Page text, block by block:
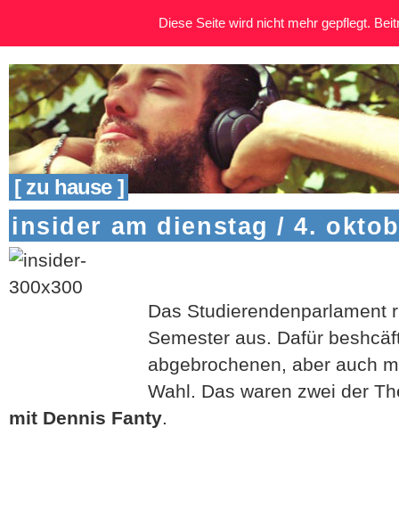
[ zu hause ]
insider am dienstag / 4.
Das Studierendenparlament
Semester aus. Dafür
abgebrochenen, aber auch
Wahl. Das waren zwei der
mit Dennis Fanty.
Diese Seite wird nicht mehr gepflegt.